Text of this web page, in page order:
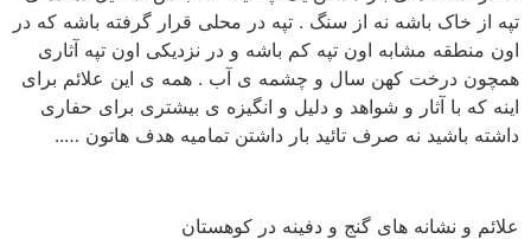
تپه از خاک باشه نه از سنگ . تپه در محلی قرار گرفته باشه که در
اون منطقه مشابه اون تپه کم باشه و در نزدیکی اون تپه آثاری
همچون درخت کهن سال و چشمه ی آب . همه ی این علائم برای
اینه که با آثار و شواهد و دلیل و انگیزه ی بیشتری برای حفاری
داشته باشید نه صرف تائید بار داشتن تمامیه هدف هاتون …..
علائم و نشانه های گنج و دفینه در کوهستان